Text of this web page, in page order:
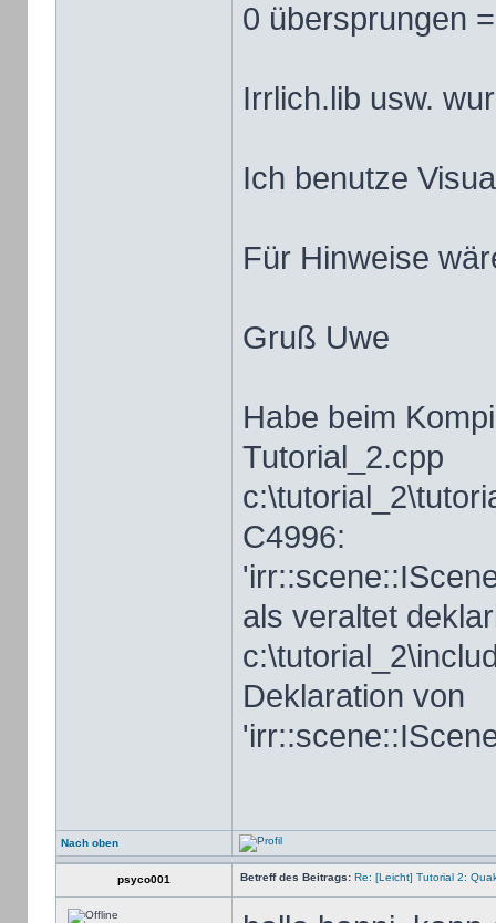
0 übersprungen
Irrlich.lib usw.
Ich benutze
Für Hinweise
Gruß Uwe
Habe beim
Tutorial_2.cpp
C4996:
als veraltet
Deklaration von
Nach oben
psyco001 Betreff des Beitrags: Re: [Leicht] Tutorial 2: